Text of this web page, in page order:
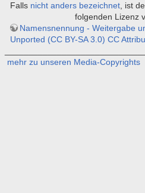
Falls nicht anders bezeichnet, ist
folgenden Lizenz
Namensnennung - Weitergabe
Unported (CC BY-SA 3.0) CC
mehr zu unseren Media-Copyrights